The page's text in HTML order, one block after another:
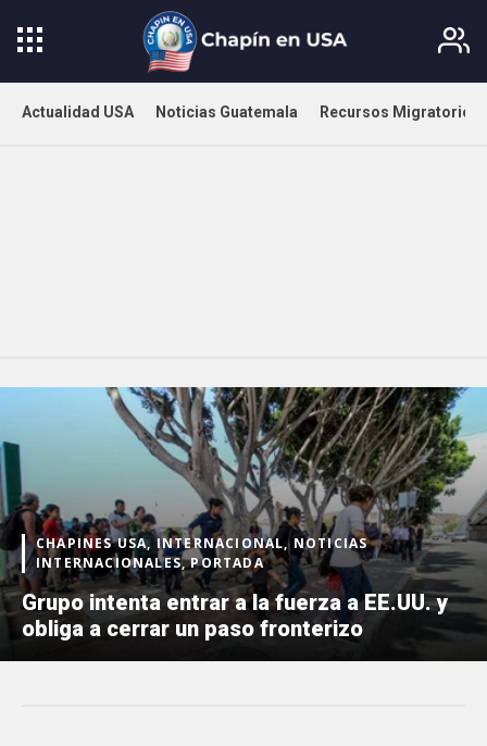
Actualidad USA Noticias Guatemala Recursos Migratorios
CHAPINES USA, INTERNACIONAL, NOTICIAS
INTERNACIONALES, PORTADA
Grupo intenta entrar a la fuerza a EE.UU. y
obliga a cerrar un paso fronterizo